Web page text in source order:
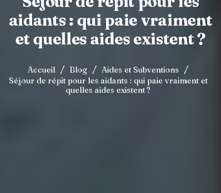
aidants : qui paie vraiment
et quelles aides existent ?
Accueil / Blog / Aides et Subventions /
Séjour de répit pour les aidants : qui paie vraiment et
quelles aides existent ?